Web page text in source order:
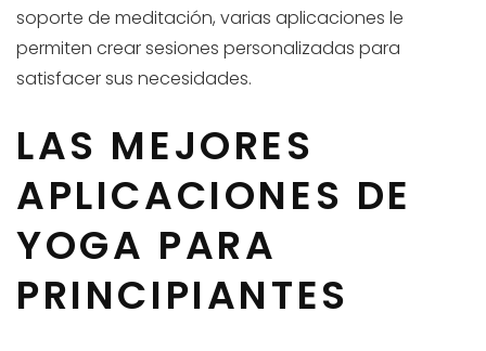
soporte de meditación, varias aplicaciones le
permiten crear sesiones personalizadas para
satisfacer sus necesidades.
LAS MEJORES
APLICACIONES DE
YOGA PARA
PRINCIPIANTES